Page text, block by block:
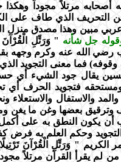
أصحابه مرتلاً مجوداً
التحريف الذي طاف على
مبين وهذا مصدق منزل
جل شأنه " وَرَتِّلِ الْقُرْآنَ
رضي الله عنه وكرم وجهه
فما معنى التجويد
يقال جود الشيء أي
فتجويد الحرف أي
والاستفال والاستعلاء
بعضها وغن ما يغن
أن يكون النطق به على
وحكم العلم به فرض
الكريم " وَرَتِّلِ الْقُرْآنَ
لم يقرأ القرآن مرتلاً